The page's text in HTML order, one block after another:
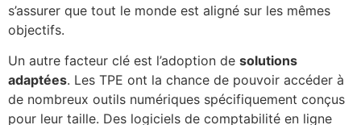
s’assurer que tout le monde est aligné sur les mêmes
objectifs.
Un autre facteur clé est l’adoption de solutions
adaptées. Les TPE ont la chance de pouvoir accéder à
de nombreux outils numériques spécifiquement conçus
pour leur taille. Des logiciels de comptabilité en ligne